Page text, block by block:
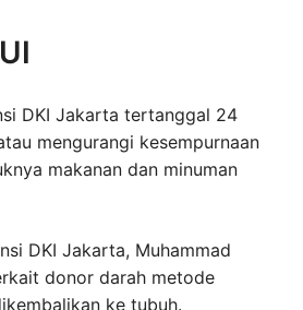
DKI Jakarta tertanggal 24
mengurangi kesempurnaan
makanan dan minuman
DKI Jakarta, Muhammad
donor darah metode
ke tubuh.